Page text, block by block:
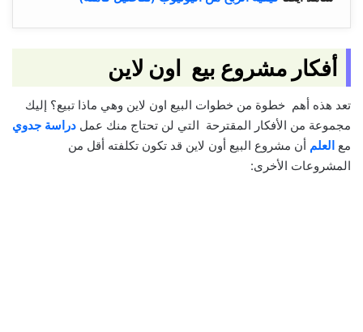
أفكار مشروع بيع اون لاين
تعد هذه أهم خطوة من خطوات البيع اون لاين وهي ماذا تبيع؟ إليك
مجموعة من الأفكار المقترحة التي لن تحتاج منك عمل دراسة جدوي
مع العلم أن مشروع البيع أون لاين قد تكون تكلفته أقل من
المشروعات الأخرى: